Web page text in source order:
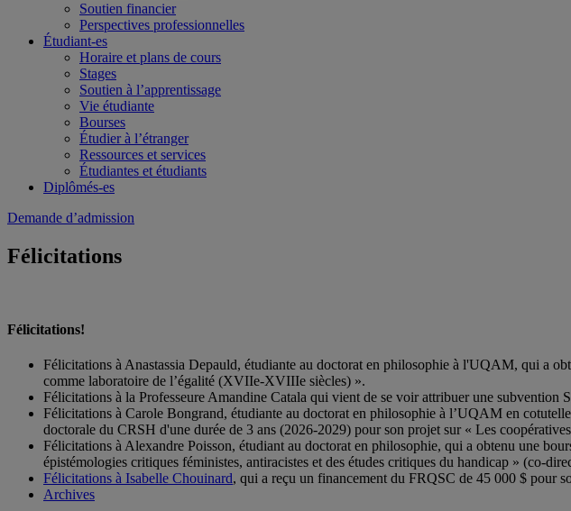
Soutien financier
Perspectives professionnelles
Étudiant-es
Horaire et plans de cours
Stages
Soutien à l’apprentissage
Vie étudiante
Bourses
Étudier à l’étranger
Ressources et services
Étudiantes et étudiants
Diplômés-es
Demande d’admission
Félicitations
Félicitations!
Félicitations à Anastassia Depauld, étudiante au doctorat en philosophie à l'UQAM, qui a
comme laboratoire de l’égalité (XVIIe-XVIIIe siècles) ».
Félicitations à la Professeure Amandine Catala qui vient de se voir attribuer une
Félicitations à Carole Bongrand, étudiante au doctorat en philosophie à l’UQAM en
doctorale du CRSH d'une durée de 3 ans (2026-2029) pour son projet sur « Les
Félicitations à Alexandre Poisson, étudiant au doctorat en philosophie, qui a obtenu une
épistémologies critiques féministes, antiracistes et des études critiques du handicap » (co-
Félicitations à Isabelle Chouinard, qui a reçu un financement du FRQSC de 45 000 $ pour
Archives